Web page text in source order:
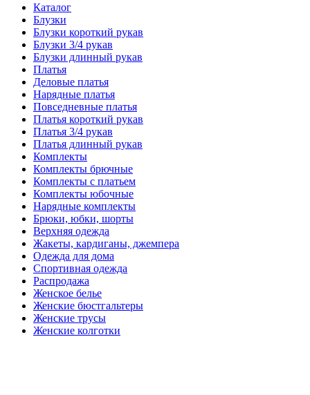
Каталог
Блузки
Блузки короткий рукав
Блузки 3/4 рукав
Блузки длинный рукав
Платья
Деловые платья
Нарядные платья
Повседневные платья
Платья короткий рукав
Платья 3/4 рукав
Платья длинный рукав
Комплекты
Комплекты брючные
Комплекты с платьем
Комплекты юбочные
Нарядные комплекты
Брюки, юбки, шорты
Верхняя одежда
Жакеты, кардиганы, джемпера
Одежда для дома
Спортивная одежда
Распродажа
Женское белье
Женские бюстгальтеры
Женские трусы
Женские колготки